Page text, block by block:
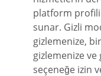
platform
sunar. Gizli
gizlemenize,
gizlemenize
seçeneğe izin